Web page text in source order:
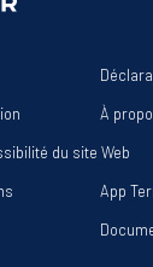
À
du site Web
App